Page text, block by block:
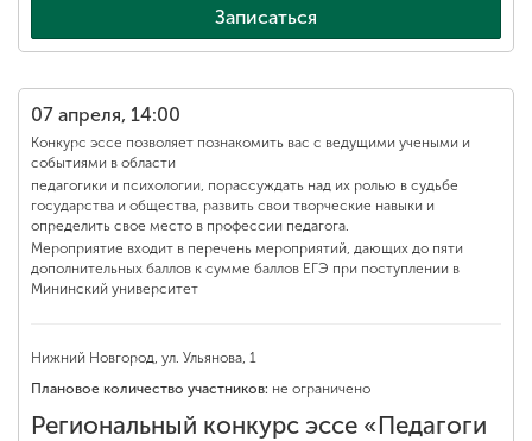
ENG SPN CHI
Приемная
комиссия
+7 (831) 262-26-20
Записаться
07 апреля, 14:00
Конкурс эссе позволяет познакомить вас с ведущими учеными и
событиями в области
педагогики и психологии, порассуждать над их ролью в судьбе
государства и общества, развить свои творческие навыки и
определить свое место в профессии педагога.
Мероприятие входит в перечень мероприятий, дающих до пяти
дополнительных баллов к сумме баллов ЕГЭ при поступлении в
Мининский университет
Нижний Новгород, ул. Ульянова, 1
Плановое количество участников: не ограничено
Региональный конкурс эссе «Педагоги